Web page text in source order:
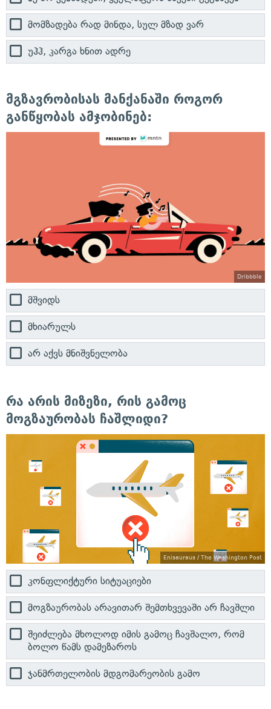
მომზადება რად მინდა, სულ მზად ვარ
უჰჰ, კარგა ხნით ადრე
მგზავრობისას მანქანაში როგორ
განწყობას ამჯობინებ:
Dribbble
მშვიდს
მხიარულს
არ აქვს მნიშვნელობა
რა არის მიზეზი, რის გამოც
მოგზაურობას ჩაშლიდი?
Enisauraus / The Washington Post
კონფლიქტური სიტუაციები
მოგზაურობას არავითარ შემთხვევაში არ ჩავშლი
შეიძლება მხოლოდ იმის გამოც ჩავშალო, რომ
ბოლო წამს დამეზაროს
ჯანმრთელობის მდგომარეობის გამო